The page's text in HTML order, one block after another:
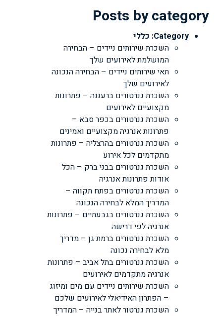
Posts by category
Category: כללי
השכרת שירותים ניידים – הבחירה
המושלמת לאירועים שלך
תאי שירותים ניידים – הבחירה הנכונה
לאירועים שלך
השכרת גנרטורים ברעננה – פתרונות
מקצועיים לאירועים
השכרת גנרטורים בכפר סבא –
פתרונות אנרגיה מקצועיים ואמינים
השכרת גנרטורים בהרצליה – פתרונות
מתקדמים לכל אירוע
השכרת גנרטורים בבני ברק – הכל
אודות פתרונות אנרגיה
השכרת גנרטורים בפתח תקווה –
המדריך המלא לבחירה הנכונה
השכרת גנרטורים בגבעתיים – פתרונות
אנרגיה לפי דרישה
השכרת גנרטורים ברמת גן – מדריך
מלא לבחירה נכונה
השכרת גנרטורים בתל אביב – פתרונות
אנרגיה מתקדמים לאירועים
השכרת שירותים ניידים עם מים ומיזוג
– הפתרון האידיאלי לאירועים שלכם
השכרת גנרטור לאתר בנייה – המדריך